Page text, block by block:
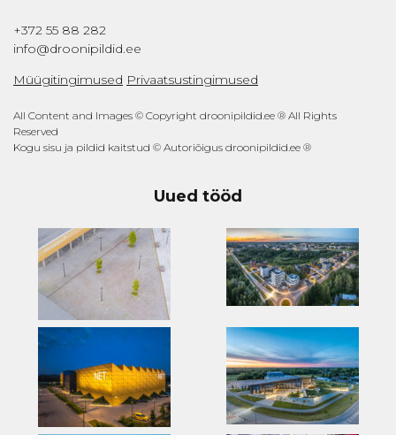
+372 55 88 282
info@droonipildid.ee
Müügitingimused Privaatsustingimused
All Content and Images © Copyright droonipildid.ee ® All Rights
Reserved
Kogu sisu ja pildid kaitstud © Autoriõigus droonipildid.ee ®
Uued tööd